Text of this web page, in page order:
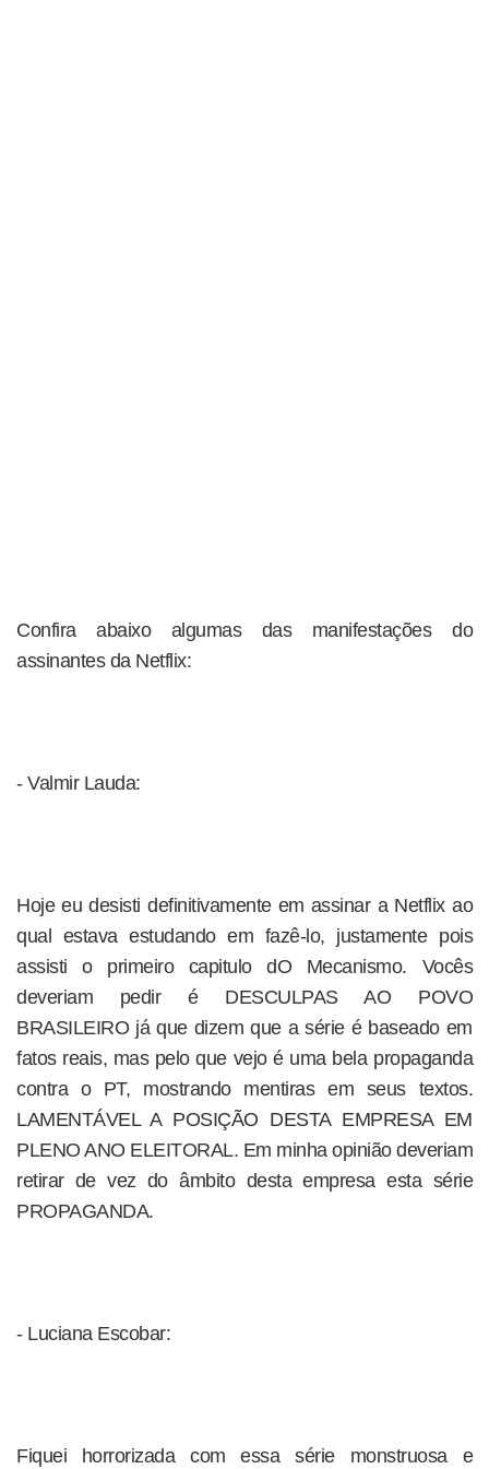
Confira abaixo algumas das manifestações do
assinantes da Netflix:
- Valmir Lauda:
Hoje eu desisti definitivamente em assinar a Netflix ao
qual estava estudando em fazê-lo, justamente pois
assisti o primeiro capitulo dO Mecanismo. Vocês
deveriam pedir é DESCULPAS AO POVO
BRASILEIRO já que dizem que a série é baseado em
fatos reais, mas pelo que vejo é uma bela propaganda
contra o PT, mostrando mentiras em seus textos.
LAMENTÁVEL A POSIÇÃO DESTA EMPRESA EM
PLENO ANO ELEITORAL. Em minha opinião deveriam
retirar de vez do âmbito desta empresa esta série
PROPAGANDA.
- Luciana Escobar:
Fiquei horrorizada com essa série monstruosa e